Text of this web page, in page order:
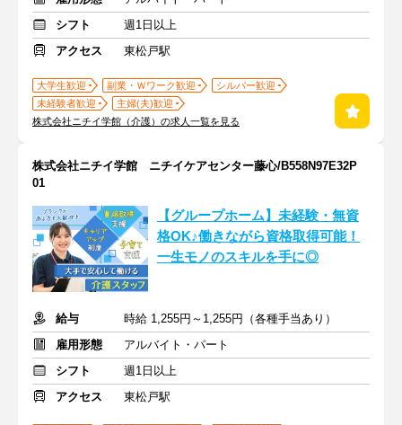
シフト
週1日以上
アクセス
東松戸駅
大学生歓迎 副業・Ｗワーク歓迎
シルバー歓迎
未経験者歓迎
主婦(夫)歓迎
株式会社ニチイ学館（介護）の求人一覧を見る
株式会社ニチイ学館 ニチイケアセンター藤心/B558N97E32P
01
【グループホーム】未経験・無資
格OK♪働きながら資格取得可能！
一生モノのスキルを手に◎
給与
時給 1,255円～1,255円（各種手当あり）
雇用形態
アルバイト・パート
シフト
週1日以上
アクセス
東松戸駅